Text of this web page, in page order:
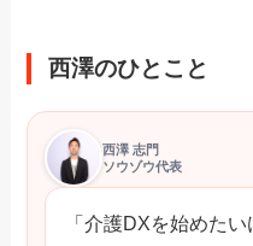
西澤のひとこと
西澤 志門
ソウゾウ代表
「介護DXを始めた